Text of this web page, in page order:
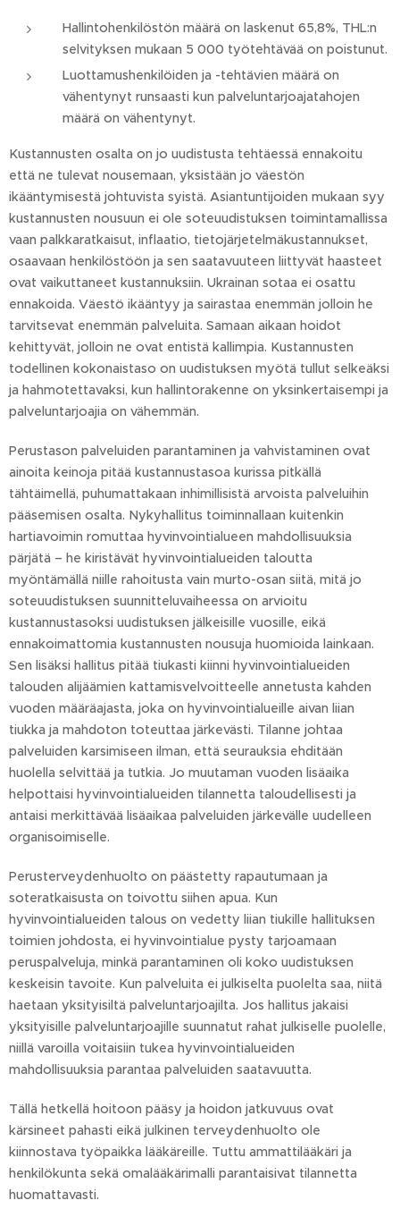
Hallintohenkilöstön määrä on laskenut 65,8%, THL:n
selvityksen mukaan 5 000 työtehtävää on poistunut.
Luottamushenkilöiden ja -tehtävien määrä on
vähentynyt runsaasti kun palveluntarjoajatahojen
määrä on vähentynyt.
Kustannusten osalta on jo uudistusta tehtäessä ennakoitu
että ne tulevat nousemaan, yksistään jo väestön
ikääntymisestä johtuvista syistä. Asiantuntijoiden mukaan syy
kustannusten nousuun ei ole soteuudistuksen toimintamallissa
vaan palkkaratkaisut, inflaatio, tietojärjetelmäkustannukset,
osaavaan henkilöstöön ja sen saatavuuteen liittyvät haasteet
ovat vaikuttaneet kustannuksiin. Ukrainan sotaa ei osattu
ennakoida. Väestö ikääntyy ja sairastaa enemmän jolloin he
tarvitsevat enemmän palveluita. Samaan aikaan hoidot
kehittyvät, jolloin ne ovat entistä kallimpia. Kustannusten
todellinen kokonaistaso on uudistuksen myötä tullut selkeäksi
ja hahmotettavaksi, kun hallintorakenne on yksinkertaisempi ja
palveluntarjoajia on vähemmän.
Perustason palveluiden parantaminen ja vahvistaminen ovat
ainoita keinoja pitää kustannustasoa kurissa pitkällä
tähtäimellä, puhumattakaan inhimillisistä arvoista palveluihin
pääsemisen osalta. Nykyhallitus toiminnallaan kuitenkin
hartiavoimin romuttaa hyvinvointialueen mahdollisuuksia
pärjätä – he kiristävät hyvinvointialueiden taloutta
myöntämällä niille rahoitusta vain murto-osan siitä, mitä jo
soteuudistuksen suunnitteluvaiheessa on arvioitu
kustannustasoksi uudistuksen jälkeisille vuosille, eikä
ennakoimattomia kustannusten nousuja huomioida lainkaan.
Sen lisäksi hallitus pitää tiukasti kiinni hyvinvointialueiden
talouden alijäämien kattamisvelvoitteelle annetusta kahden
vuoden määräajasta, joka on hyvinvointialueille aivan liian
tiukka ja mahdoton toteuttaa järkevästi. Tilanne johtaa
palveluiden karsimiseen ilman, että seurauksia ehditään
huolella selvittää ja tutkia. Jo muutaman vuoden lisäaika
helpottaisi hyvinvointialueiden tilannetta taloudellisesti ja
antaisi merkittävää lisäaikaa palveluiden järkevälle uudelleen
organisoimiselle.
Perusterveydenhuolto on päästetty rapautumaan ja
soteratkaisusta on toivottu siihen apua. Kun
hyvinvointialueiden talous on vedetty liian tiukille hallituksen
toimien johdosta, ei hyvinvointialue pysty tarjoamaan
peruspalveluja, minkä parantaminen oli koko uudistuksen
keskeisin tavoite. Kun palveluita ei julkiselta puolelta saa, niitä
haetaan yksityisiltä palveluntarjoajilta. Jos hallitus jakaisi
yksityisille palveluntarjoajille suunnatut rahat julkiselle puolelle,
niillä varoilla voitaisiin tukea hyvinvointialueiden
mahdollisuuksia parantaa palveluiden saatavuutta.
Tällä hetkellä hoitoon pääsy ja hoidon jatkuvuus ovat
kärsineet pahasti eikä julkinen terveydenhuolto ole
kiinnostava työpaikka lääkäreille. Tuttu ammattilääkäri ja
henkilökunta sekä omalääkärimalli parantaisivat tilannetta
huomattavasti.